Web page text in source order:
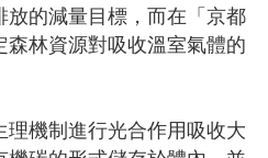
放的減量目標，而在「京都
森林資源對吸收溫室氣體的
機制進行光合作用吸收大